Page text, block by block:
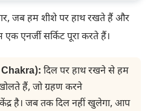
जब हम शीशे पर हाथ रखते हैं और
एनर्जी सर्किट पूरा करते हैं।
दिल पर हाथ रखने से हम
हैं, जो ग्रहण करने
है। जब तक दिल नहीं खुलेगा, आप